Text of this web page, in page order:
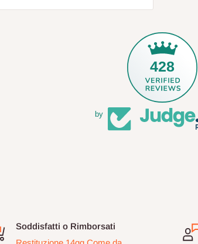
428
by
Soddisfatti o Rimborsati